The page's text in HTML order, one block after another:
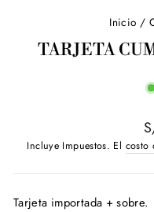
Inicio /
TARJETA
Incluye Impuestos. El costo
Tarjeta importada + sobre.